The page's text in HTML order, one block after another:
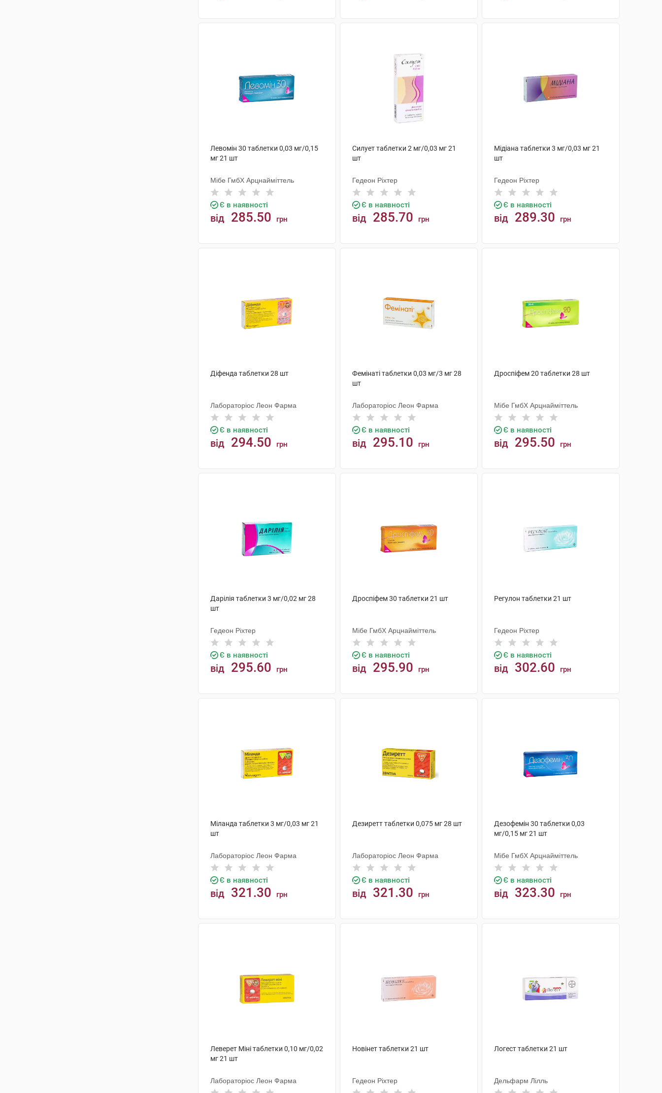
Левомін 30 таблетки 0,03 мг/0,15
мг 21 шт
Мібе ГмбХ Арцнайміттель
Є в наявності
від 285.50 грн
Силует таблетки 2 мг/0,03 мг 21
шт
Гедеон Ріхтер
Є в наявності
від 285.70 грн
Мiдіана таблетки 3 мг/0,03 мг 21
шт
Гедеон Ріхтер
Є в наявності
від 289.30 грн
Діфенда таблетки 28 шт
Лабораторіос Леон Фарма
Є в наявності
від 294.50 грн
Фемінаті таблетки 0,03 мг/3 мг 28
шт
Лабораторіос Леон Фарма
Є в наявності
від 295.10 грн
Дроспіфем 20 таблетки 28 шт
Мібе ГмбХ Арцнайміттель
Є в наявності
від 295.50 грн
Дарілія таблетки 3 мг/0,02 мг 28
шт
Гедеон Ріхтер
Є в наявності
від 295.60 грн
Дроспіфем 30 таблетки 21 шт
Мібе ГмбХ Арцнайміттель
Є в наявності
від 295.90 грн
Регулон таблетки 21 шт
Гедеон Ріхтер
Є в наявності
від 302.60 грн
Міланда таблетки 3 мг/0,03 мг 21
шт
Лабораторіос Леон Фарма
Є в наявності
від 321.30 грн
Дезиретт таблетки 0,075 мг 28 шт
Лабораторіос Леон Фарма
Є в наявності
від 321.30 грн
Дезофемін 30 таблетки 0,03
мг/0,15 мг 21 шт
Мібе ГмбХ Арцнайміттель
Є в наявності
від 323.30 грн
Леверет Міні таблетки 0,10 мг/0,02
мг 21 шт
Лабораторіос Леон Фарма
Новінет таблетки 21 шт
Гедеон Ріхтер
Логест таблетки 21 шт
Дельфарм Лілль